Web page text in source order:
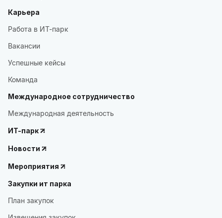
Карьера
Работа в ИТ-парк
Вакансии
Успешные кейсы
Команда
Международное сотрудничество
Международная деятельность
ИТ-парк
Новости
Мероприятия
Закупки ит парка
План закупок